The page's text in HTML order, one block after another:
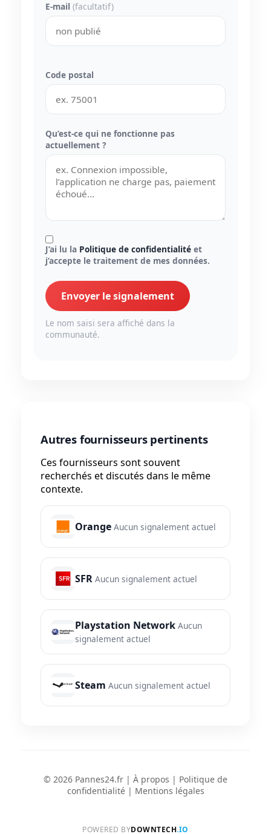
E-mail (facultatif)
Code postal
Qu’est-ce qui ne fonctionne pas
actuellement ?
J’ai lu la Politique de confidentialité et
j’accepte le traitement de mes données.
Envoyer le signalement
Le nom saisi sera affiché dans la
communauté.
Autres fournisseurs pertinents
Ces fournisseurs sont souvent
recherchés et discutés dans le même
contexte.
Orange Aucun signalement actuel
SFR Aucun signalement actuel
Playstation Network Aucun
signalement actuel
Steam Aucun signalement actuel
© 2026 Pannes24.fr | À propos | Politique de
confidentialité| Mentions légales
POWERED BYDOWNTECH.IO